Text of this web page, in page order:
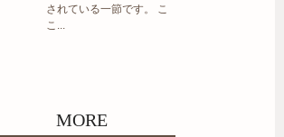
されている一節です。 こ
こ...
MORE